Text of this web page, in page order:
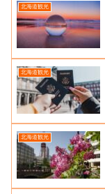
北海道観光
北海道観光
北海道観光